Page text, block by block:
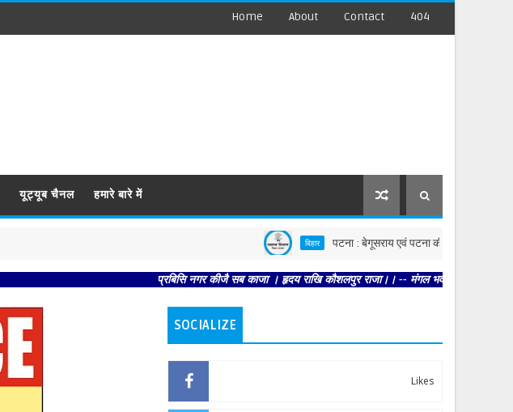
Home About Contact 404
यूट्यूब चैनल हमारे बारे में
बिहार पटना : बेगूसराय एवं पटना की घटनाओं पर स्वास्थ्य
प्रबिसि नगर कीजै सब काजा । हृदय राखि कौशलपुर राजा।। -- मंगल भवन अमंगल हारी। द्रवहु
SOCIALIZE
Likes